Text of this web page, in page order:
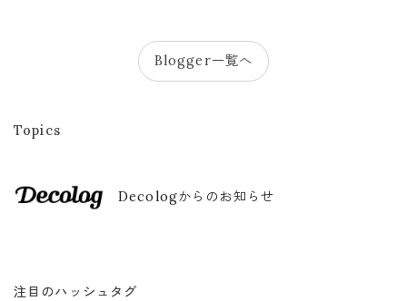
Blogger一覧へ
Topics
Decologからのお知らせ
注目のハッシュタグ